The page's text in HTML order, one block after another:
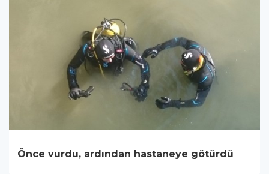
Önce vurdu, ardından hastaneye götürdü